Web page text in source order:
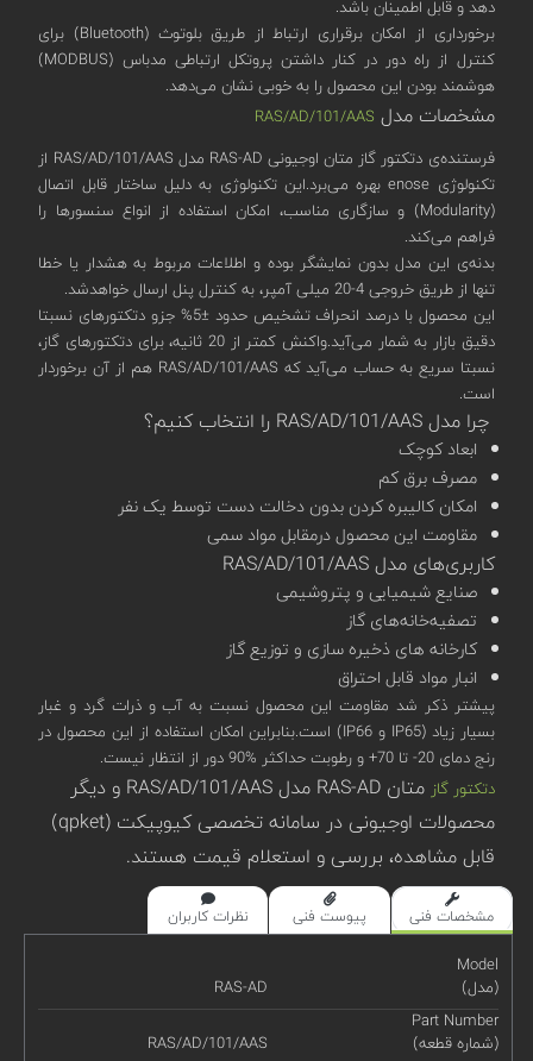
دهد و قابل اطمینان باشد.
برخورداری از امکان برقراری ارتباط از طریق بلوتوث (Bluetooth) برای
کنترل از راه دور در کنار داشتن پروتکل ارتباطی مدباس (MODBUS)
هوشمند بودن این محصول را به خوبی نشان می‌دهد.
مشخصات مدل RAS/AD/101/AAS
فرستنده‌ی دتکتور گاز متان اوجیونی RAS-AD مدل RAS/AD/101/AAS از
تکنولوژی enose بهره‌ می‌برد.این تکنولوژی به دلیل ساختار قابل اتصال
(Modularity) و سازگاری مناسب، امکان استفاده از انواع سنسورها را
فراهم می‌کند.
بدنه‌ی این مدل بدون نمایشگر بوده و اطلاعات مربوط به هشدار یا خطا
تنها از طریق خروجی 4-20 میلی آمپر‌، به کنترل پنل ارسال خواهدشد.
این محصول با درصد انحراف تشخیص حدود ±5% جزو دتکتورهای نسبتا
دقیق بازار به شمار می‌آید.واکنش کمتر از 20 ثانیه، برای دتکتورهای گاز،
نسبتا سریع به حساب می‌آید که RAS/AD/101/AAS هم از آن برخوردار
است.
چرا مدل RAS/AD/101/AAS را انتخاب کنیم؟
ابعاد کوچک
مصرف برق کم
امکان کالیبره کردن بدون دخالت دست توسط یک نفر
مقاومت این محصول درمقابل مواد سمی
کاربری‌های مدل RAS/AD/101/AAS
صنایع شیمیایی و پتروشیمی
تصفیه‌خانه‌های گاز
کارخانه های ذخیره سازی و توزیع گاز
انبار مواد قابل احتراق
پیشتر ذکر شد مقاومت این محصول نسبت به آب و ذرات گرد و غبار
بسیار زیاد (IP65 و IP66) است.بنابراین امکان استفاده از این محصول در
رنج دمای 20- تا 70+ و رطوبت حداکثر %90 دور از انتظار نیست.
دتکتور گاز
متان RAS-AD مدل RAS/AD/101/AAS و دیگر
محصولات اوجیونی در سامانه تخصصی کیوپیکت (qpket)
قابل مشاهده، بررسی و استعلام قیمت هستند.
مشخصات فنی پیوست فنی نظرات کاربران
Model
(مدل)
RAS-AD
Part Number
(شماره قطعه)
RAS/AD/101/AAS